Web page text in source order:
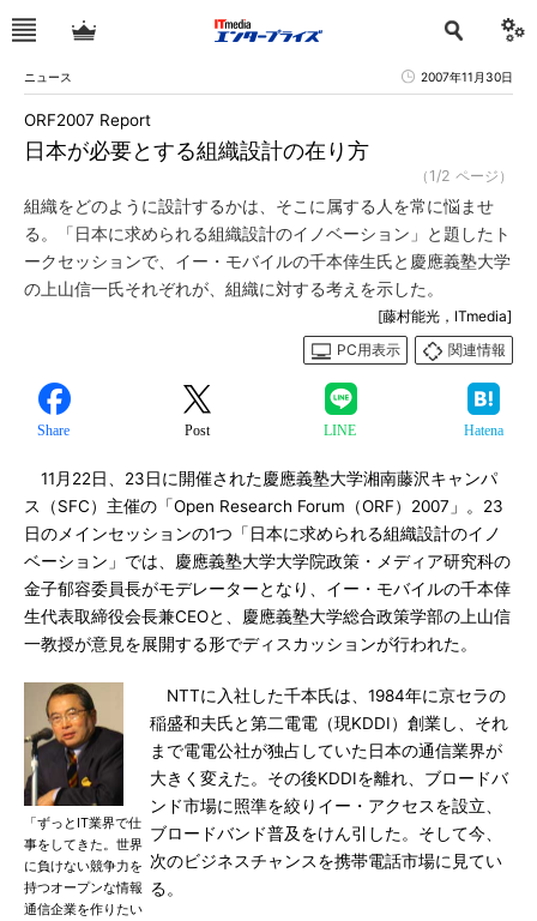
ニュース 2007年11月30日
日本が必要とする組織設計の在り方
ORF2007 Report
（1/2 ページ）
組織をどのように設計するかは、そこに属する人を常に悩ませ
る。「日本に求められる組織設計のイノベーション」と題したト
ークセッションで、イー・モバイルの千本倖生氏と慶應義塾大学
の上山信一氏それぞれが、組織に対する考えを示した。
[藤村能光，ITmedia]
PC用表示
関連情報
Share Post LINE Hatena
11月22日、23日に開催された慶應義塾大学湘南藤沢キャンパ
ス（SFC）主催の「Open Research Forum（ORF）2007」。23
日のメインセッションの1つ「日本に求められる組織設計のイノ
ベーション」では、慶應義塾大学大学院政策・メディア研究科の
金子郁容委員長がモデレーターとなり、イー・モバイルの千本倖
生代表取締役会長兼CEOと、慶應義塾大学総合政策学部の上山信
一教授が意見を展開する形でディスカッションが行われた。
「ずっとIT業界で仕
事をしてきた。世界
に負けない競争力を
持つオープンな情報
通信企業を作りたい
NTTに入社した千本氏は、1984年に京セラの
稲盛和夫氏と第二電電（現KDDI）創業し、それ
まで電電公社が独占していた日本の通信業界が
大きく変えた。その後KDDIを離れ、ブロードバ
ンド市場に照準を絞りイー・アクセスを設立、
ブロードバンド普及をけん引した。そして今、
次のビジネスチャンスを携帯電話市場に見てい
る。